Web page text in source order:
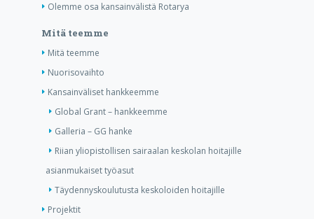
Olemme osa kansainvälistä Rotarya
Mitä teemme
Mitä teemme
Nuorisovaihto
Kansainväliset hankkeemme
Global Grant – hankkeemme
Galleria – GG hanke
Riian yliopistollisen sairaalan keskolan hoitajille
asianmukaiset työasut
Täydennyskoulutusta keskoloiden hoitajille
Projektit